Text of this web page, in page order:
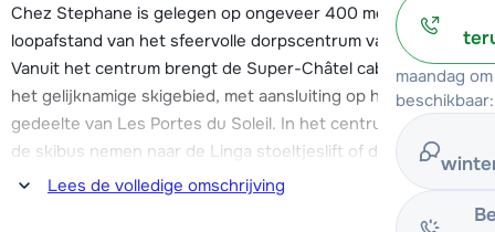
maandag
beschikbaar:
Chez Stephane is gelegen op ongeveer 400 meter
loopafstand van het sfeervolle dorpscentrum van Châtel.
Vanuit het centrum brengt de Super-Châtel cabinelift je naar
het gelijknamige skigebied, met aansluiting op het Zwitserse
gedeelte van Les Portes du Soleil. In het centrum kun je ook
de skibus nemen naar de Linga stoeltjeslift of de Pré-la-Joux
stoeltjeslift, die je richting Avoriaz/Morzine brengen. De
Lees de volledige omschrijving